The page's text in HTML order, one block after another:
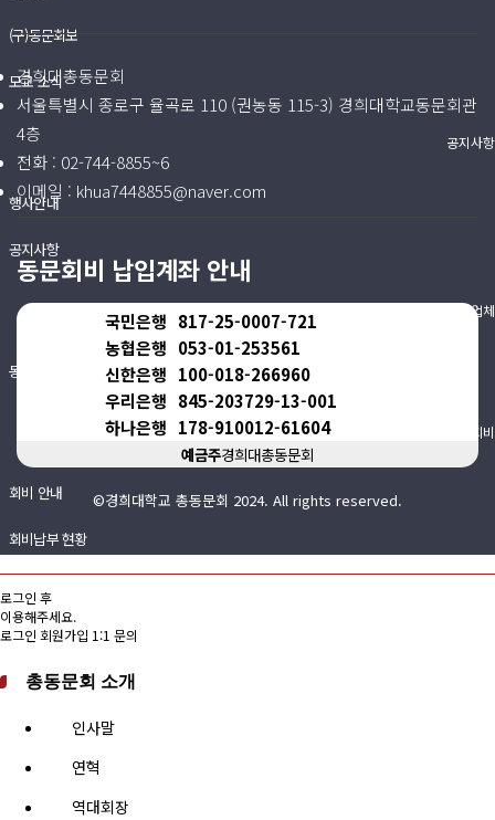
(구)동문회보
모교 소식
공지사항
행사안내
공지사항
동문우대업체
동문우대업체
동문회비
회비 안내
회비납부 현황
경희대총동문회
서울특별시 종로구 율곡로 110 (권농동 115-3) 경희대학교동문회관
4층
전화 : 02-744-8855~6
이메일 : khua7448855@naver.com
동문회비 납입계좌 안내
국민은행 817-25-0007-721
농협은행 053-01-253561
신한은행 100-018-266960
우리은행 845-203729-13-001
하나은행 178-910012-61604
예금주경희대총동문회
©경희대학교 총동문회 2024. All rights reserved.
로그인 후
이용해주세요.
로그인 회원가입 1:1 문의
총동문회 소개
인사말
연혁
역대회장